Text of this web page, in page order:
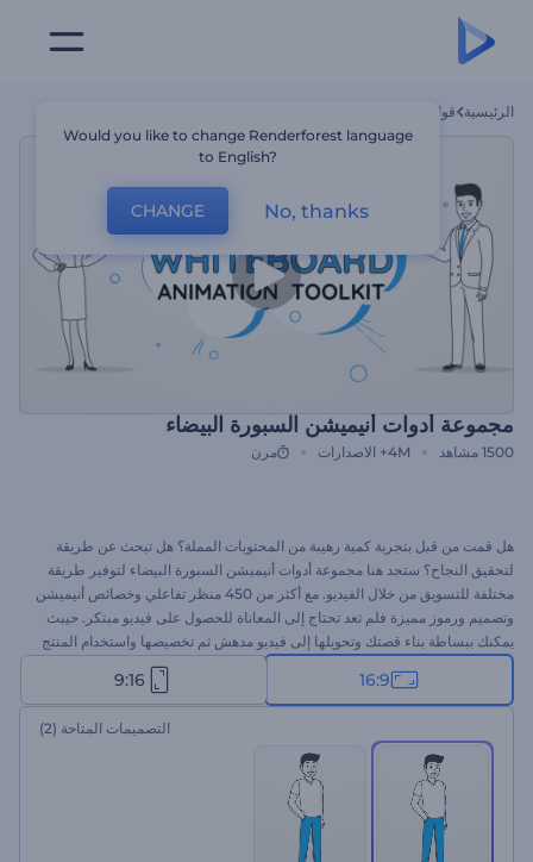
الرئيسية قوالب
مجموعة أدوات أنيميشن السبورة البيضاء
1500 مشاهد 4M+ الاصدارات مرن
هل قمت من قبل بتجربة كمية رهيبة من المحتويات المملة؟ هل تبحث عن طريقة
لتحقيق النجاح؟ ستجد هنا مجموعة أدوات أنيميشن السبورة البيضاء لتوفير طريقة
مختلفة للتسويق من خلال الفيديو. مع أكثر من 450 منظر تفاعلي وخصائص أنيميشن
وتصميم ورموز مميزة فلم تعد تحتاج إلى المعاناة للحصول على فيديو مبتكر. حيبث
يمكنك ببساطة بناء قصتك وتحويلها إلى فيديو مدهش ثم تخصيصها واستخدام المنتج
النهائي لمقدمات الأعمال التجارية وترويجات الأنيميشن والإعلانات والمشروعات
التعليمية والبرامج المالية والمزيد. أدهش عملائك اليوم مجانًاَ!
16:9
9:16
التصميمات المتاحة (2)
Would you like to change Renderforest language
to English?
CHANGE No, thanks